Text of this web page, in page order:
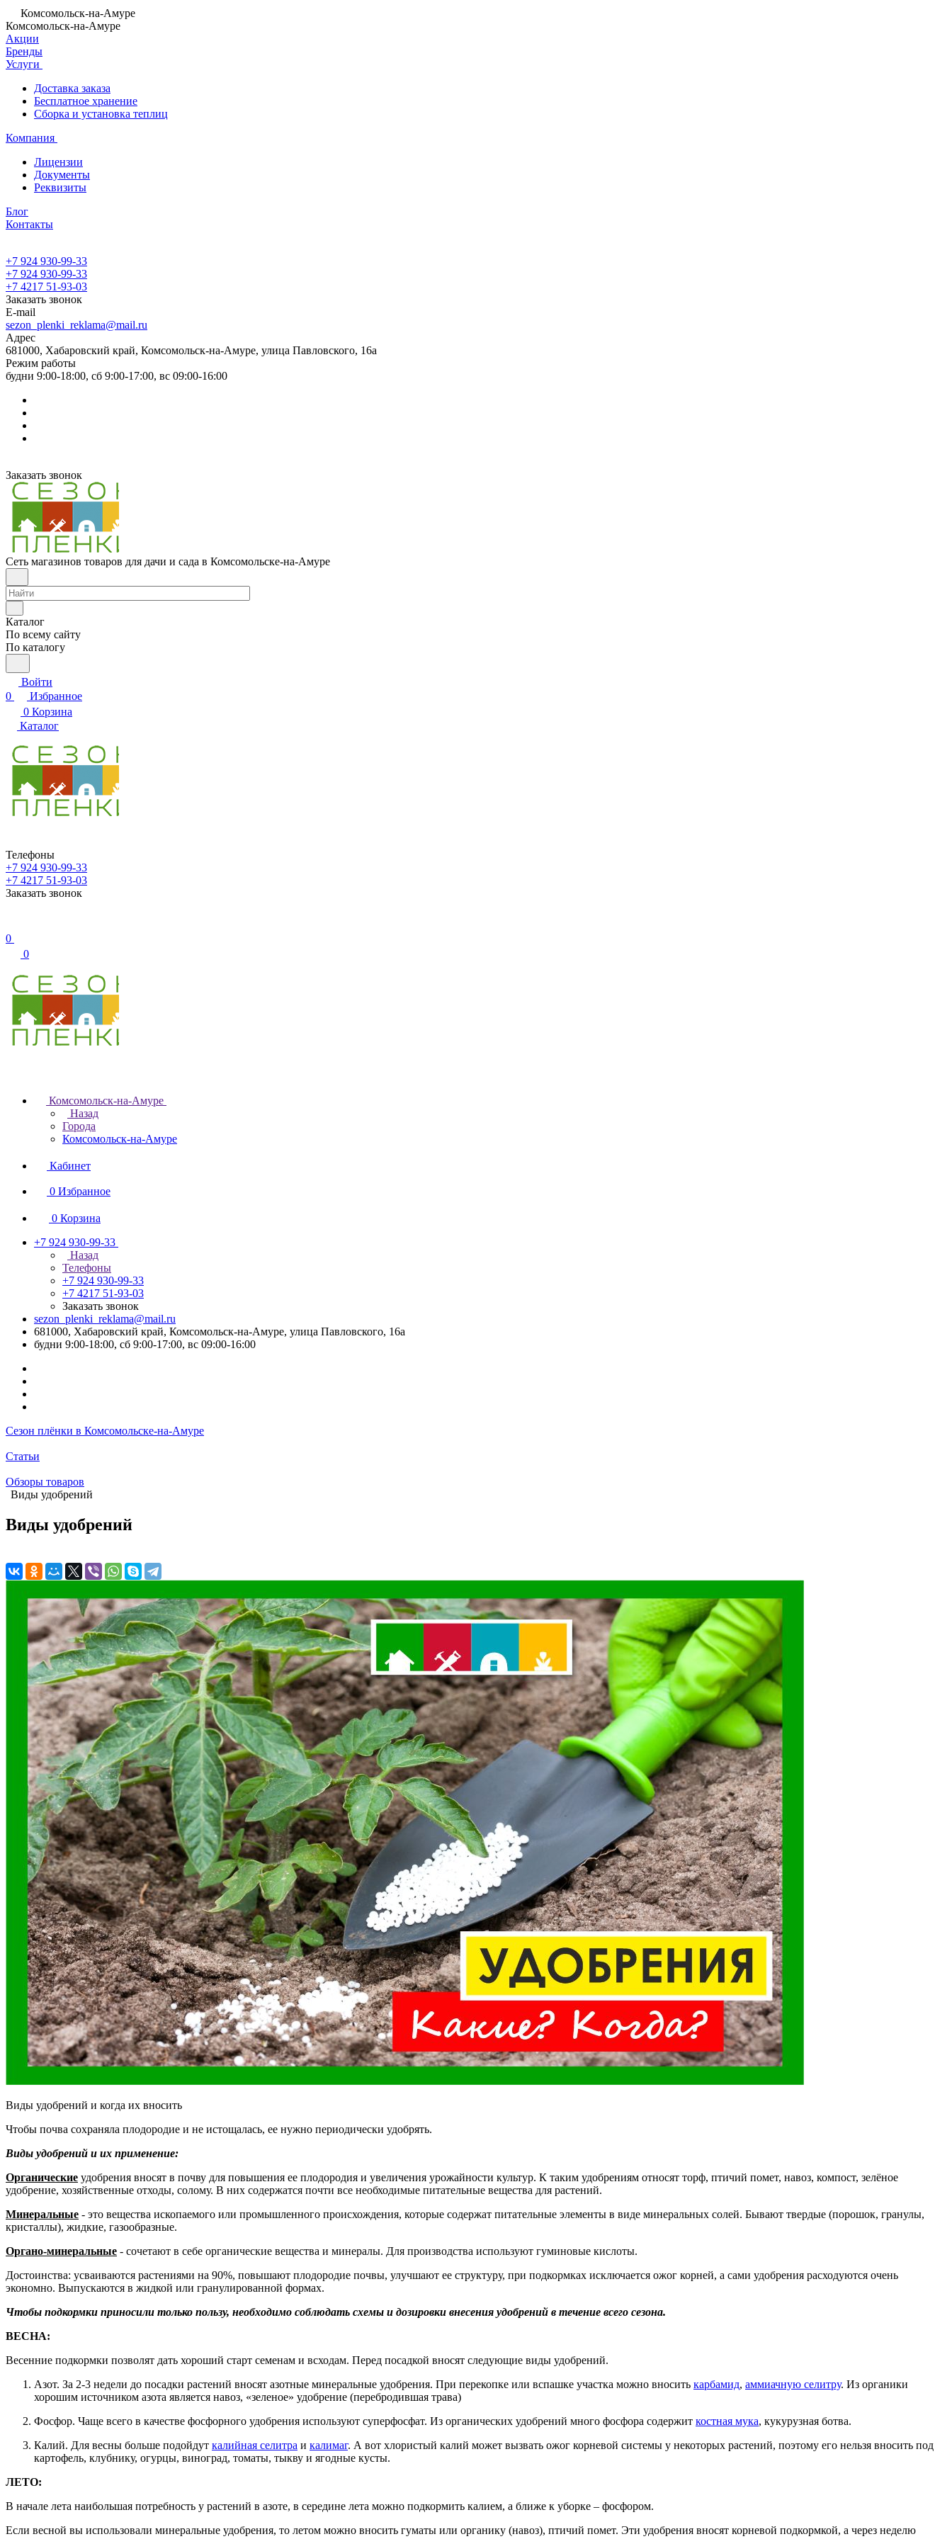
Комсомольск-на-Амуре
Комсомольск-на-Амуре
Акции
Бренды
Услуги
Доставка заказа
Бесплатное хранение
Сборка и установка теплиц
Компания
Лицензии
Документы
Реквизиты
Блог
Контакты
+7 924 930-99-33
+7 924 930-99-33
+7 4217 51-93-03
Заказать звонок
E-mail
sezon_plenki_reklama@mail.ru
Адрес
681000, Хабаровский край, Комсомольск-на-Амуре, улица Павловского, 16а
Режим работы
будни 9:00-18:00, сб 9:00-17:00, вс 09:00-16:00
Заказать звонок
Сеть магазинов товаров для дачи и сада в Комсомольске-на-Амуре
Каталог
По всему сайту
По каталогу
Войти
0
Избранное
0 Корзина
Каталог
Телефоны
+7 924 930-99-33
+7 4217 51-93-03
Заказать звонок
0
0
Комсомольск-на-Амуре
Назад
Города
Комсомольск-на-Амуре
Кабинет
0 Избранное
0 Корзина
+7 924 930-99-33
Назад
Телефоны
+7 924 930-99-33
+7 4217 51-93-03
Заказать звонок
sezon_plenki_reklama@mail.ru
681000, Хабаровский край, Комсомольск-на-Амуре, улица Павловского, 16а
будни 9:00-18:00, сб 9:00-17:00, вс 09:00-16:00
Сезон плёнки в Комсомольске-на-Амуре
Статьи
Обзоры товаров
Виды удобрений
Виды удобрений
Виды удобрений и когда их вносить
Чтобы почва сохраняла плодородие и не истощалась, ее нужно периодически удобрять.
Виды удобрений и их применение:
Органические удобрения вносят в почву для повышения ее плодородия и увеличения урожайности культур. К таким удобрениям относят торф, птичий помет, навоз, компост, зелёное
удобрение, хозяйственные отходы, солому. В них содержатся почти все необходимые питательные вещества для растений.
Минеральные - это вещества ископаемого или промышленного происхождения, которые содержат питательные элементы в виде минеральных солей. Бывают твердые (порошок, гранулы,
кристаллы), жидкие, газообразные.
Органо-минеральные - сочетают в себе органические вещества и минералы. Для производства используют гуминовые кислоты.
Достоинства: усваиваются растениями на 90%, повышают плодородие почвы, улучшают ее структуру, при подкормках исключается ожог корней, а сами удобрения расходуются очень
экономно. Выпускаются в жидкой или гранулированной формах.
Чтобы подкормки приносили только пользу, необходимо соблюдать схемы и дозировки внесения удобрений в течение всего сезона.
ВЕСНА:
Весенние подкормки позволят дать хороший старт семенам и всходам. Перед посадкой вносят следующие виды удобрений.
Азот. За 2-3 недели до посадки растений вносят азотные минеральные удобрения. При перекопке или вспашке участка можно вносить карбамид, аммиачную селитру. Из органики
хорошим источником азота является навоз, «зеленое» удобрение (перебродившая трава)
Фосфор. Чаще всего в качестве фосфорного удобрения используют суперфосфат. Из органических удобрений много фосфора содержит костная мука, кукурузная ботва.
Калий. Для весны больше подойдут калийная селитра и калимаг. А вот хлористый калий может вызвать ожог корневой системы у некоторых растений, поэтому его нельзя вносить под
картофель, клубнику, огурцы, виноград, томаты, тыкву и ягодные кусты.
ЛЕТО:
В начале лета наибольшая потребность у растений в азоте, в середине лета можно подкормить калием, а ближе к уборке – фосфором.
Если весной вы использовали минеральные удобрения, то летом можно вносить гуматы или органику (навоз), птичий помет. Эти удобрения вносят корневой подкормкой, а через неделю